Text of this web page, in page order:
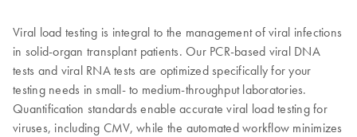
Viral load testing is integral to the management of viral infections
in solid-organ transplant patients. Our PCR-based viral DNA
tests and viral RNA tests are optimized specifically for your
testing needs in small- to medium-throughput laboratories.
Quantification standards enable accurate viral load testing for
viruses, including CMV, while the automated workflow minimizes